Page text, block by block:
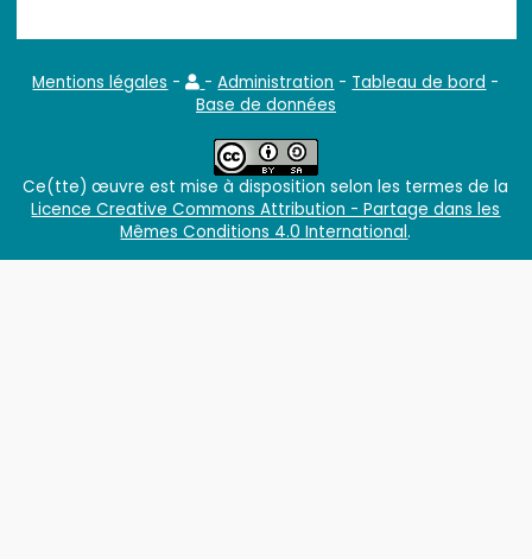
Mentions légales - -Administration - Tableau de bord -
Base de données
Ce(tte) œuvre est mise à disposition selon les termes de la
Licence Creative Commons Attribution - Partage dans les
Mêmes Conditions 4.0 International.